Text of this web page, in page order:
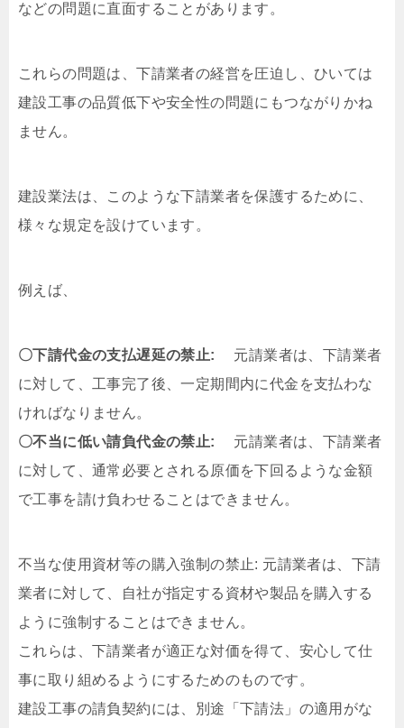
などの問題に直面することがあります。
これらの問題は、下請業者の経営を圧迫し、ひいては
建設工事の品質低下や安全性の問題にもつながりかね
ません。
建設業法は、このような下請業者を保護するために、
様々な規定を設けています。
例えば、
〇下請代金の支払遅延の禁止: 元請業者は、下請業者
に対して、工事完了後、一定期間内に代金を支払わな
ければなりません。
〇不当に低い請負代金の禁止: 元請業者は、下請業者
に対して、通常必要とされる原価を下回るような金額
で工事を請け負わせることはできません。
不当な使用資材等の購入強制の禁止: 元請業者は、下請
業者に対して、自社が指定する資材や製品を購入する
ように強制することはできません。
これらは、下請業者が適正な対価を得て、安心して仕
事に取り組めるようにするためのものです。
建設工事の請負契約には、別途「下請法」の適用がな